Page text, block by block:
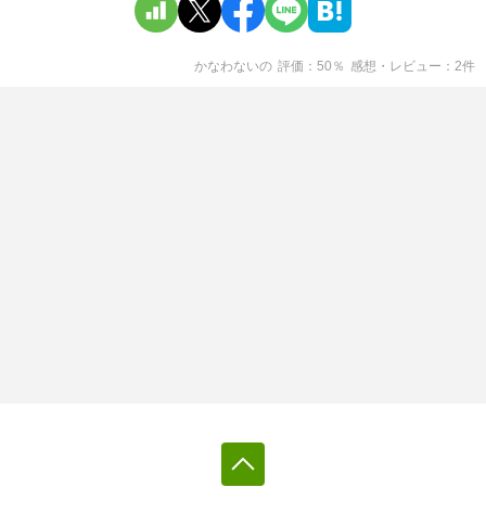
かなわないの 評価 50 ％ 感想・レビュー 2件